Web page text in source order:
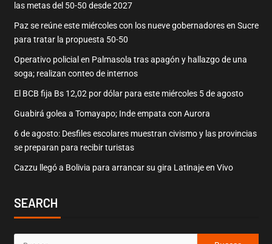
las metas del 50-50 desde 2027
Paz se reúne este miércoles con los nueve gobernadores en Sucre
para tratar la propuesta 50-50
Operativo policial en Palmasola tras apagón y hallazgo de una
soga; realizan conteo de internos
El BCB fija Bs 12,02 por dólar para este miércoles 5 de agosto
Guabirá golea a Tomayapo; Inde empata con Aurora
6 de agosto: Desfiles escolares muestran civismo y las provincias
se preparan para recibir turistas
Cazzu llegó a Bolivia para arrancar su gira Latinaje en Vivo
SEARCH